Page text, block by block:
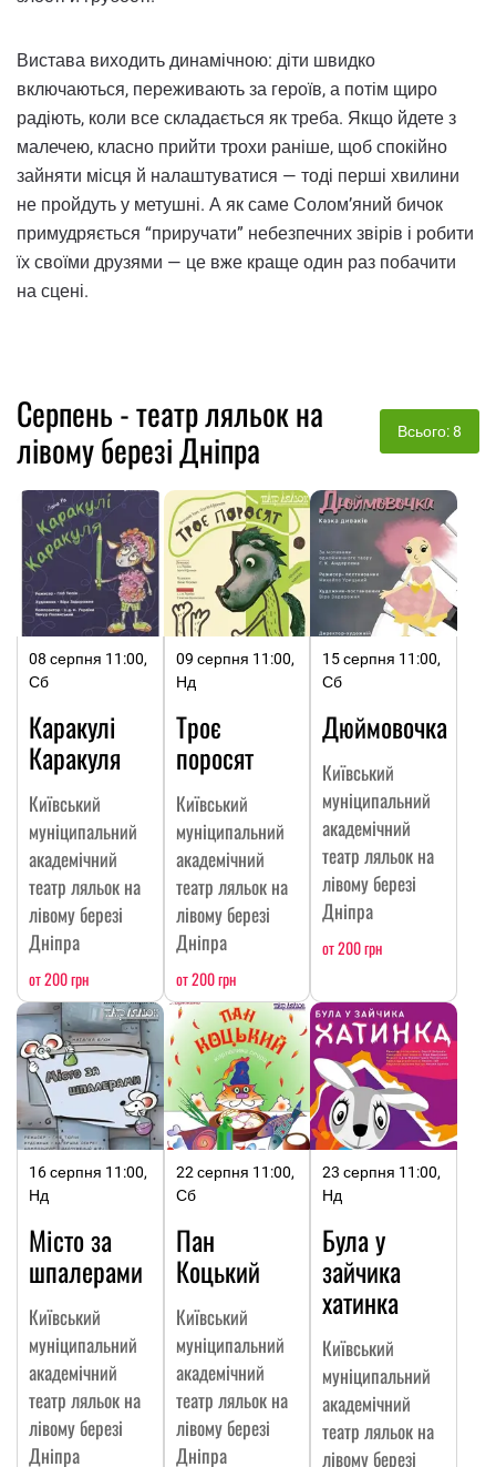
Вистава виходить динамічною: діти швидко
включаються, переживають за героїв, а потім щиро
радіють, коли все складається як треба. Якщо йдете з
малечею, класно прийти трохи раніше, щоб спокійно
зайняти місця й налаштуватися — тоді перші хвилини
не пройдуть у метушні. А як саме Солом’яний бичок
примудряється “приручати” небезпечних звірів і робити
їх своїми друзями — це вже краще один раз побачити
на сцені.
Серпень - театр ляльок на
лівому березі Дніпра
Всього: 8
08 серпня 11:00,
Сб
Каракулі
Каракуля
Київський
муніципальний
академічний
театр ляльок на
лівому березі
Дніпра
от 200 грн
09 серпня 11:00,
Нд
Троє
поросят
Київський
муніципальний
академічний
театр ляльок на
лівому березі
Дніпра
от 200 грн
15 серпня 11:00,
Сб
Дюймовочка
Київський
муніципальний
академічний
театр ляльок на
лівому березі
Дніпра
от 200 грн
16 серпня 11:00,
Нд
Місто за
шпалерами
Київський
муніципальний
академічний
театр ляльок на
лівому березі
Дніпра
22 серпня 11:00,
Сб
Пан
Коцький
Київський
муніципальний
академічний
театр ляльок на
лівому березі
Дніпра
23 серпня 11:00,
Нд
Була у
зайчика
хатинка
Київський
муніципальний
академічний
театр ляльок на
лівому березі